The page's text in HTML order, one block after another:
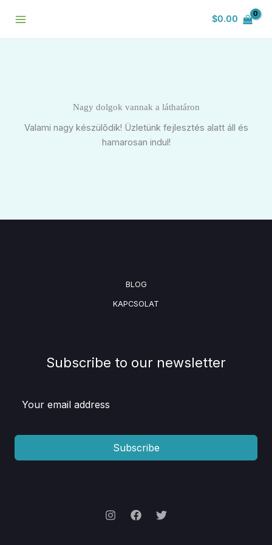
$0.00
Nagy dolgok vannak a láthatáron
Valami nagy készülődik! Üzletünk fejlesztés alatt áll és
hamarosan indul!
BLOG
KAPCSOLAT
Subscribe to our newsletter
Subscribe